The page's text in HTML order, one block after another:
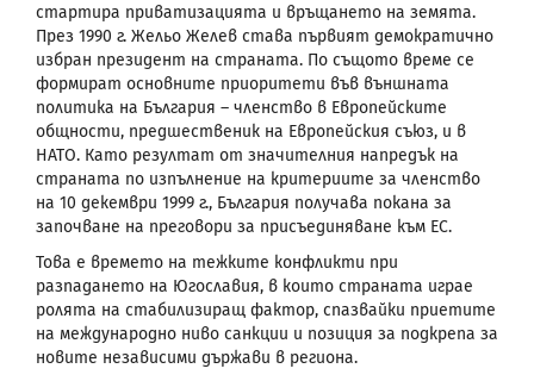
стартира приватизацията и връщането на земята.
През 1990 г. Жельо Желев става първият демократично
избран президент на страната. По същото време се
формират основните приоритети във външната
политика на България – членство в Европейските
общности, предшественик на Европейския съюз, и в
НАТО. Като резултат от значителния напредък на
страната по изпълнение на критериите за членство
на 10 декември 1999 г., България получава покана за
започване на преговори за присъединяване към ЕС.
Това е времето на тежките конфликти при
разпадането на Югославия, в които страната играе
ролята на стабилизиращ фактор, спазвайки приетите
на международно ниво санкции и позиция за подкрепа за
новите независими държави в региона.